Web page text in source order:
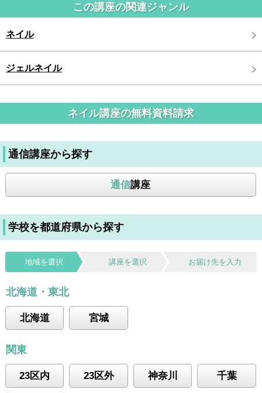
この講座の関連ジャンル
ネイル
ジェルネイル
ネイル講座の無料資料請求
通信講座から探す
通信講座
学校を都道府県から探す
地域を選択 講座を選択 お届け先を入力
北海道・東北
北海道 宮城
関東
23区内 23区外 神奈川 千葉